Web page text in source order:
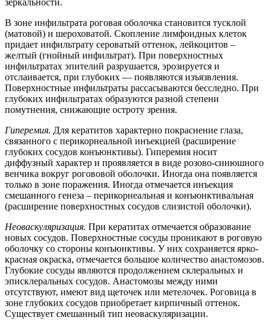
зеркальности.
В зоне инфильтрата роговая оболочка становится тусклой
(матовой) и шероховатой. Скопление лимфоидных клеток
придает инфильтрату сероватый оттенок, лейкоцитов –
желтый (гнойный инфильтрат). При поверхностных
инфильтратах эпителий разрушается, эрозируется и
отслаивается, при глубоких — появляются изъязвления.
Поверхностные инфильтраты рассасываются бесследно. При
глубоких инфильтратах образуются разной степени
помутнения, снижающие остроту зрения.
Гиперемия. Для кератитов характерно покраснение глаза,
связанного с перикорнеальной инъекцией (расширение
глубоких сосудов конъюнктивы). Гиперемия носит
диффузный характер и проявляется в виде розово-синюшного
венчика вокруг рогововой оболочки. Иногда она появляется
только в зоне поражения. Иногда отмечается инъекция
смешанного генеза – перикорнеальная и конъюнктивальная
(расширение поверхностных сосудов слизистой оболочки).
Неоваскуляризация. При кератитах отмечается образование
новых сосудов. Поверхностные сосуды проникают в роговую
оболочку со стороны конъюнктивы. У них сохраняется ярко-
красная окраска, отмечается большое количество анастомозов.
Глубокие сосуды являются продолжением склеральных и
эписклеральных сосудов. Анастомозы между ними
отсутствуют, имеют вид щеточек или метелочек. Роговица в
зоне глубоких сосудов приобретает кирпичный оттенок.
Существует смешанный тип неоваскуляризации.